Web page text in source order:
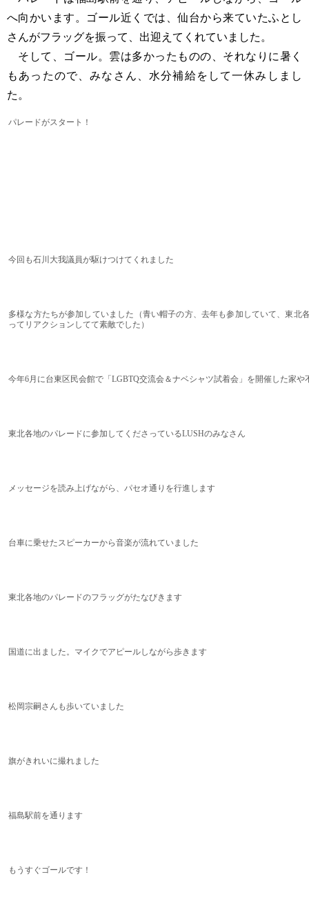
へ向かいます。ゴール近くでは、仙台から来ていたふとし
さんがフラッグを振って、出迎えてくれていました。
そして、ゴール。雲は多かったものの、それなりに暑く
もあったので、みなさん、水分補給をして一休みしまし
た。
パレードがスタート！
今回も石川大我議員が駆けつけてくれました
多様な方たちが参加していました（青い帽子の方、去年も参加していて、東北
ってリアクションしてて素敵でした）
今年6月に台東区民会館で「LGBTQ交流会＆ナベシャツ試着会」を開催した家
東北各地のパレードに参加してくださっているLUSHのみなさん
メッセージを読み上げながら、パセオ通りを行進します
台車に乗せたスピーカーから音楽が流れていました
東北各地のパレードのフラッグがたなびきます
国道に出ました。マイクでアピールしながら歩きます
松岡宗嗣さんも歩いていました
旗がきれいに撮れました
福島駅前を通ります
もうすぐゴールです！